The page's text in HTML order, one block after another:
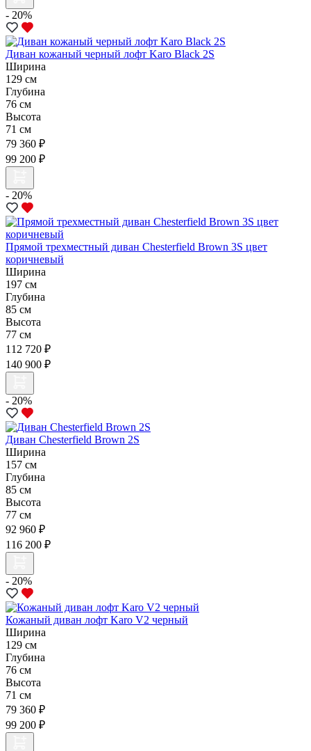
- 20%
Диван кожаный черный лофт Karo Black 2S
Ширина
129 см
Глубина
76 см
Высота
71 см
79 360 ₽
99 200 ₽
- 20%
Прямой трехместный диван Chesterfield Brown 3S цвет
коричневый
Ширина
197 см
Глубина
85 см
Высота
77 см
112 720 ₽
140 900 ₽
- 20%
Диван Chesterfield Brown 2S
Ширина
157 см
Глубина
85 см
Высота
77 см
92 960 ₽
116 200 ₽
- 20%
Кожаный диван лофт Karo V2 черный
Ширина
129 см
Глубина
76 см
Высота
71 см
79 360 ₽
99 200 ₽